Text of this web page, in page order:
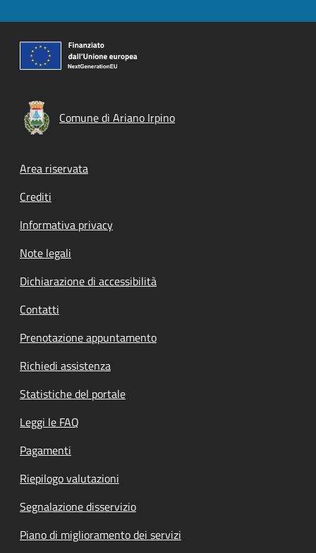
Comune di Ariano Irpino
Footer menu
Area riservata
Crediti
Informativa privacy
Note legali
Dichiarazione di accessibilità
Contatti
Prenotazione appuntamento
Richiedi assistenza
Statistiche del portale
Leggi le FAQ
Pagamenti
Riepilogo valutazioni
Segnalazione disservizio
Piano di miglioramento dei servizi